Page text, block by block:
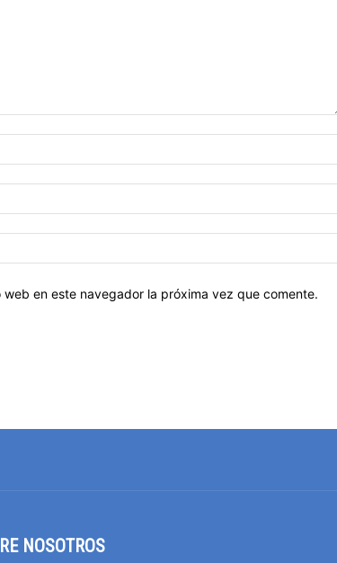
en este navegador la próxima vez que comente.
NOSOTROS